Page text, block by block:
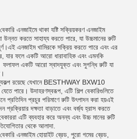
এনজাইমে থাকা যষ্টি সক্রিয়করণ এনজাইম
উন্নত করতে সাহায্য করতে পারে, যা উচ্চমানের রুটি
এনজাইম খামিরকে সক্রিয় করতে পারে এবং এর
যার ফলে একটি আরো ধারাবাহিক এবং এমনকি
একটি আরো স্বাদযুক্ত এবং সুগন্ধি রুটি যা
রয়েছে যেখানে BESTHWAY BXW10
পারে। উদাহরণস্বরূপ, এটি শিল্প বেকারিগুলিতে
প্রতিদিন প্রচুর পরিমাণে রুটি উৎপাদন করা হয়এই
প্রক্রিয়ার দক্ষতা বাড়াতে এবং বর্জ্য হ্রাস করতে
এটি ব্যবহার করে অনন্য এবং উচ্চ মানের রুটি
থেকে আলাদা.
এনজাইম হোয়াইট ব্রেড, পুরো গমের ব্রেড,